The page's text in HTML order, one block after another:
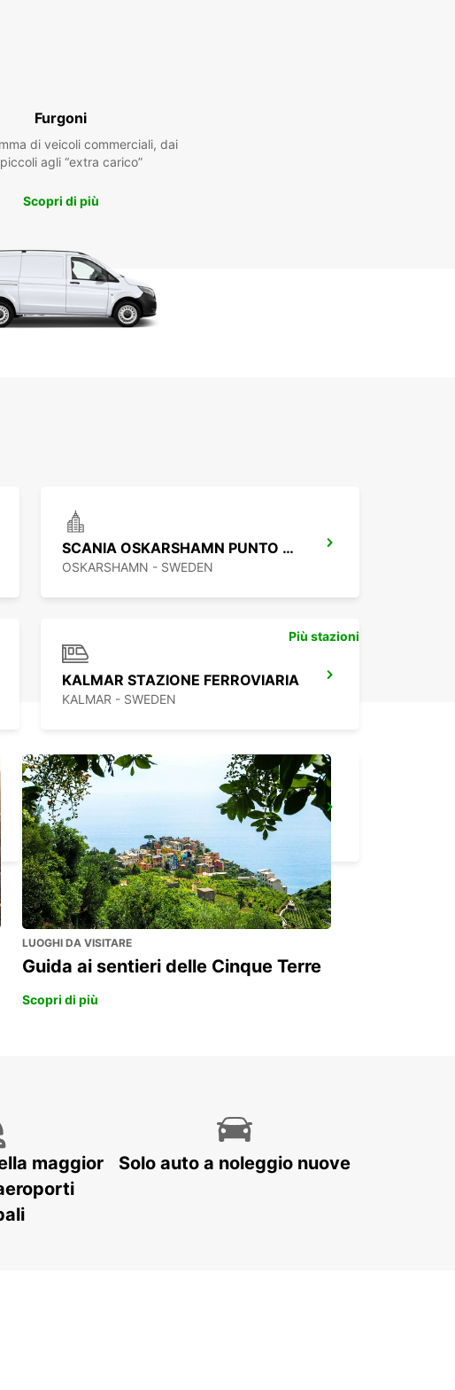
Furgoni
di veicoli commerciali, dai
agli “extra carico”
Scopri di più
SCANIA OSKARSHAMN PUNTO DI CONSEGNA
OSKARSHAMN - SWEDEN
KALMAR STAZIONE FERROVIARIA
KALMAR - SWEDEN
NORRKOPING
NORRKOPING - SWEDEN
Più stazioni
LUOGHI DA VISITARE
Guida ai sentieri delle Cinque Terre
Scopri di più
maggior
Solo auto a noleggio nuove